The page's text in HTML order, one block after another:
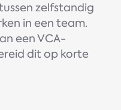
zelfstandig
in een team.
een VCA-
dit op korte